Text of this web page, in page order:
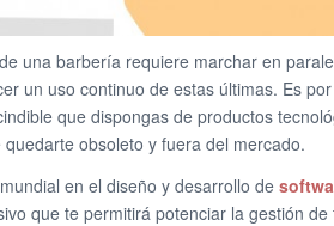
una barbería requiere marchar en
un uso continuo de estas últimas. Es
que dispongas de productos
obsoleto y fuera del mercado.
en el diseño y desarrollo de
que te permitirá potenciar la gestión